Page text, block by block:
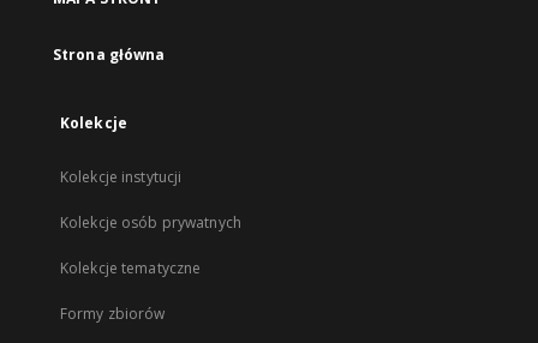
Strona główna
Kolekcje
Kolekcje instytucji
Kolekcje osób prywatnych
Kolekcje tematyczne
Formy zbiorów